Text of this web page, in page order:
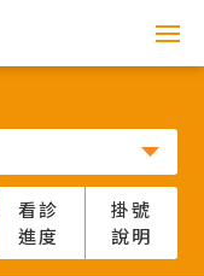
看診
進度
掛號
說明